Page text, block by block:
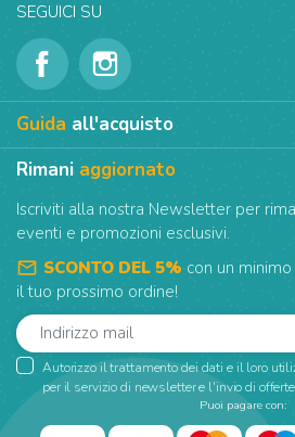
SEGUICI SU
Guida all'acquisto
Rimani aggiornato
Iscriviti alla nostra Newsletter per
eventi e promozioni esclusivi.
mail_outline SCONTO DEL 5% con un
il tuo prossimo ordine!
Autorizzo il trattamento dei dati e il loro
per il servizio di newsletter e l'invio di
Puoi pagare con: